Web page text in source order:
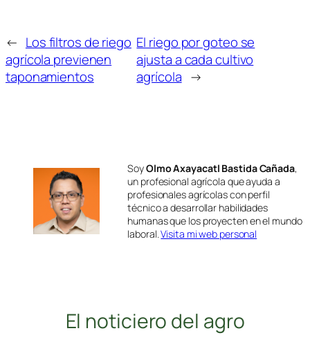
← Los filtros de riego
agrícola previenen
taponamientos
El riego por goteo se
ajusta a cada cultivo
agrícola →
SoyOlmo Axayacatl Bastida Cañada,
un profesional agrícola que ayuda a
profesionales agrícolas con perfil
técnico a desarrollar habilidades
humanas que los proyecten en el mundo
laboral.Visita mi web personal
El noticiero del agro